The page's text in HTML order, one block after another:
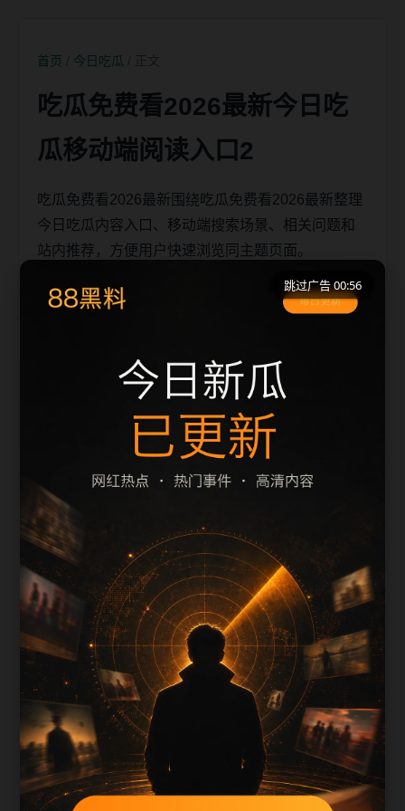
首页 今日吃瓜
吃瓜免费看2026最新今日吃
瓜移动端阅读入口2
吃瓜免费看2026最新围绕吃瓜免费看2026最新整理
今日吃瓜内容入口、移动端搜索场景、相关问题和
站内推荐，方便用户快速浏览同主题页面。
吃瓜免费看2026最新相关页面通常需要先判断标
题、摘要和栏目是否一致。本页围绕今日吃瓜整理
阅读入口，减少用户在手机端反复返回搜索结果的
页面保留清晰的栏目路径、站内推荐和 sitemap 入
口，方便继续浏览同主题内容。
内容归集说明
吃瓜免费看2026最新会按栏目持续补充新内容，标
题、description、正文摘要和图片说明保持同一主
题，避免无关词堆砌。
后续采集或 AI 生成内容时，每篇应不少于 650 字，
并配套主题图、alt/title 和同类推荐。
跳过广告 00:56